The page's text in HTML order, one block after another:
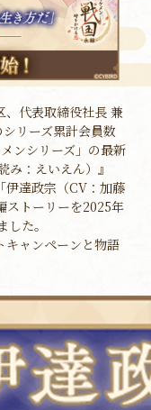
、代表取締役社長 兼
リーズ累計会員数
ンシリーズ」の最新
：えいえん）』
伊達政宗（CV：加藤
ストーリーを2025年
た。
キャンペーンと物語